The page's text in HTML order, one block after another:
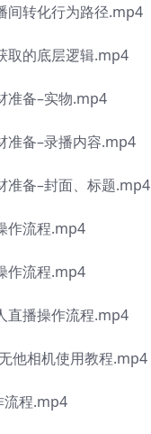
间转化行为路径.mp4
取的底层逻辑.mp4
准备–实物.mp4
准备–录播内容.mp4
准备–封面、标题.mp4
作流程.mp4
作流程.mp4
直播操作流程.mp4
他相机使用教程.mp4
流程.mp4